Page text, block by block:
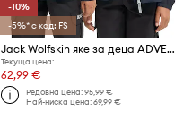
-10%
-5%* с код: FS
Jack Wolfskin яке за деца ADVENTURETRIBE 2L JKT K
Текуща цена:
62,99 €
Редовна цена:95,99 €
Най-ниска цена:69,99 €